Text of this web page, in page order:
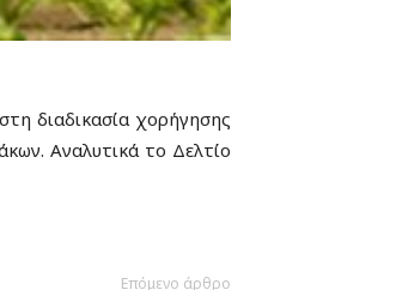
διαδικασία χορήγησης
Αναλυτικά το Δελτίο
Επόμενο άρθρο